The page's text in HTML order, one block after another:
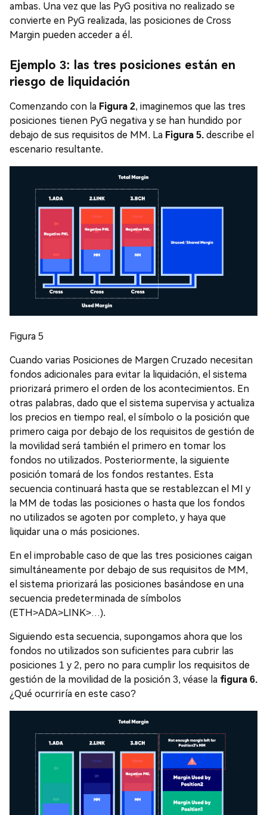
ambas. Una vez que las PyG positiva no realizado se
convierte en PyG realizada, las posiciones de Cross
Margin pueden acceder a él.
Ejemplo 3: las tres posiciones están en
riesgo de liquidación
Comenzando con la Figura 2, imaginemos que las tres
posiciones tienen PyG negativa y se han hundido por
debajo de sus requisitos de MM. La Figura 5. describe el
escenario resultante.
Figura 5
Cuando varias Posiciones de Margen Cruzado necesitan
fondos adicionales para evitar la liquidación, el sistema
priorizará primero el orden de los acontecimientos. En
otras palabras, dado que el sistema supervisa y actualiza
los precios en tiempo real, el símbolo o la posición que
primero caiga por debajo de los requisitos de gestión de
la movilidad será también el primero en tomar los
fondos no utilizados. Posteriormente, la siguiente
posición tomará de los fondos restantes. Esta
secuencia continuará hasta que se restablezcan el MI y
la MM de todas las posiciones o hasta que los fondos
no utilizados se agoten por completo, y haya que
liquidar una o más posiciones.
En el improbable caso de que las tres posiciones caigan
simultáneamente por debajo de sus requisitos de MM,
el sistema priorizará las posiciones basándose en una
secuencia predeterminada de símbolos
(ETH>ADA>LINK>…).
Siguiendo esta secuencia, supongamos ahora que los
fondos no utilizados son suficientes para cubrir las
posiciones 1 y 2, pero no para cumplir los requisitos de
gestión de la movilidad de la posición 3, véase la figura 6.
¿Qué ocurriría en este caso?